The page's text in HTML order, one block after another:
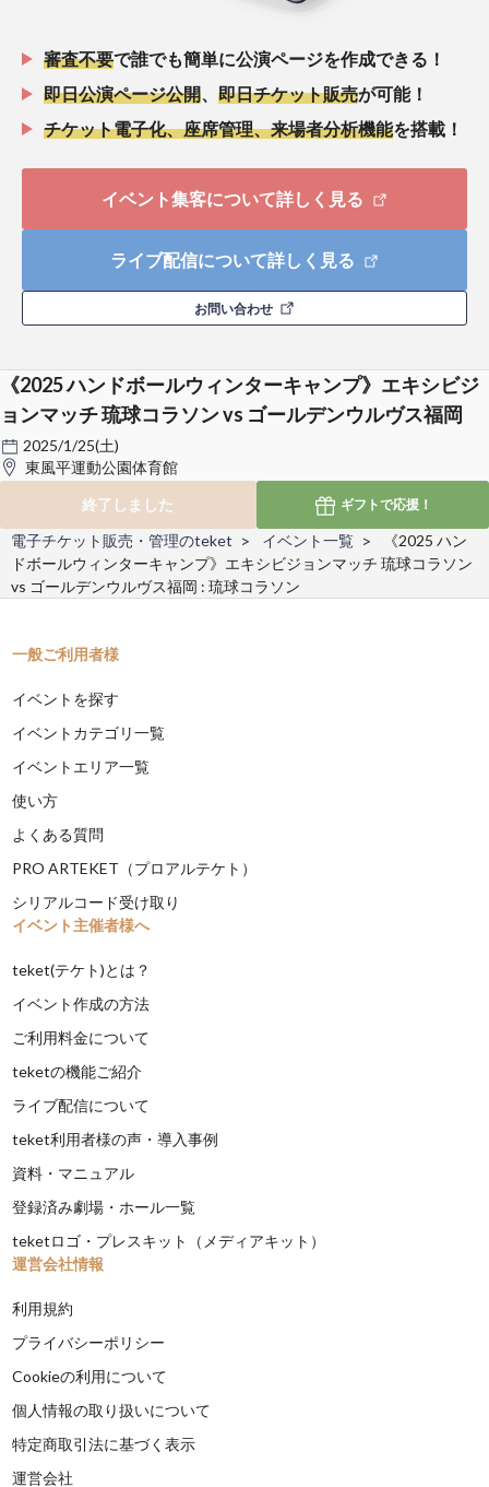
審査不要で誰でも簡単に公演ページを作成できる！
即日公演ページ公開
即日チケット販売が可能！
チケット電子化、座席管理、来場者分析機能を搭載！
イベント集客について詳しく見る
ライブ配信について詳しく見る
お問い合わせ
《2025 ハンドボールウィンターキャンプ》エキシビジ
ョンマッチ 琉球コラソン vs ゴールデンウルヴス福岡
2025/1/25(土)
東風平運動公園体育館
終了しました
ギフトで応援！
電子チケット販売・管理のteket イベント一覧
《2025 ハン
ドボールウィンターキャンプ》エキシビジョンマッチ 琉球コラソン
vs ゴールデンウルヴス福岡 : 琉球コラソン
一般ご利用者様
イベントを探す
イベントカテゴリ一覧
イベントエリア一覧
使い方
よくある質問
PRO ARTEKET（プロアルテケト）
シリアルコード受け取り
イベント主催者様へ
teket(テケト)とは？
イベント作成の方法
ご利用料金について
teketの機能ご紹介
ライブ配信について
teket利用者様の声・導入事例
資料・マニュアル
登録済み劇場・ホール一覧
teketロゴ・プレスキット（メディアキット）
運営会社情報
利用規約
プライバシーポリシー
Cookieの利用について
個人情報の取り扱いについて
特定商取引法に基づく表示
運営会社